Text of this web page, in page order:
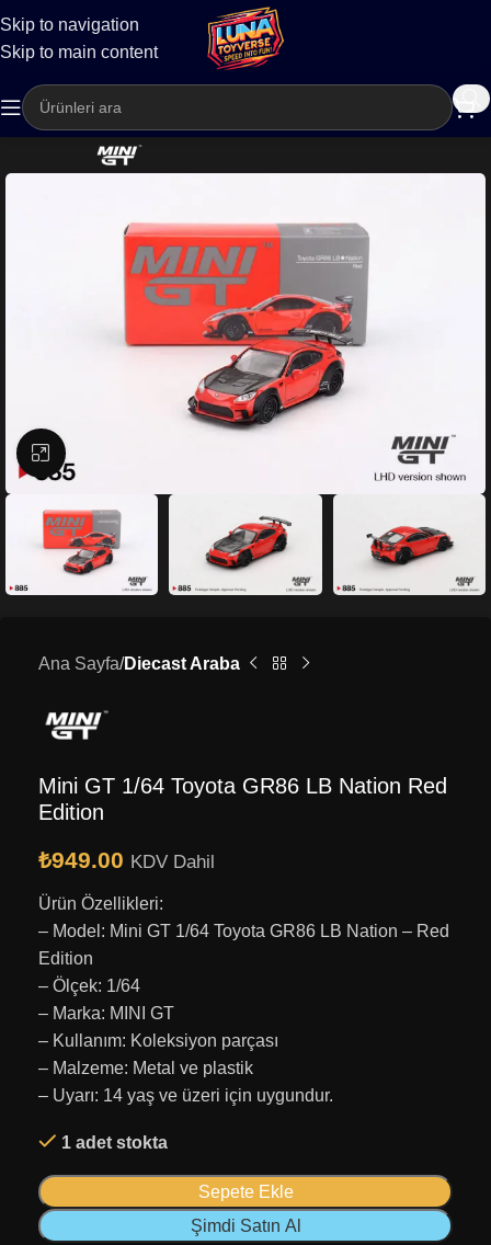
Skip to navigation
Skip to main content
Kargo
Büyütmek için tıklayın
Ana Sayfa Diecast Araba
Mini GT 1/64 Toyota GR86 LB Nation Red
Edition
₺949.00 KDV Dahil
Ürün Özellikleri:
– Model: Mini GT 1/64 Toyota GR86 LB Nation – Red
Edition
– Ölçek: 1/64
– Marka: MINI GT
– Kullanım: Koleksiyon parçası
– Malzeme: Metal ve plastik
– Uyarı: 14 yaş ve üzeri için uygundur.
1 adet stokta
Sepete Ekle
Şimdi Satın Al